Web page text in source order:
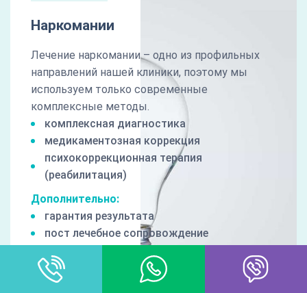
Наркомании
Лечение наркомании – одно из профильных
направлений нашей клиники, поэтому мы
используем только современные
комплексные методы.
комплексная диагностика
медикаментозная коррекция
психокоррекционная терапия
(реабилитация)
Дополнительно:
гарантия результата
пост лечебное сопровождение
профессиональная мотивация